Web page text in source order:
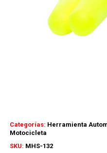
SKU: MHS-132
Categorías: Herramienta
Motocicleta